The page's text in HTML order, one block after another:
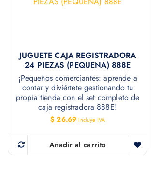
JUGUETE CAJA REGISTRADORA
24 PIEZAS (PEQUENA) 888E
¡Pequeños comerciantes: aprende a
contar y diviértete gestionando tu
propia tienda con el set completo de
caja registradora 888E!
$ 26.69 Incluye IVA
Añadir al carrito